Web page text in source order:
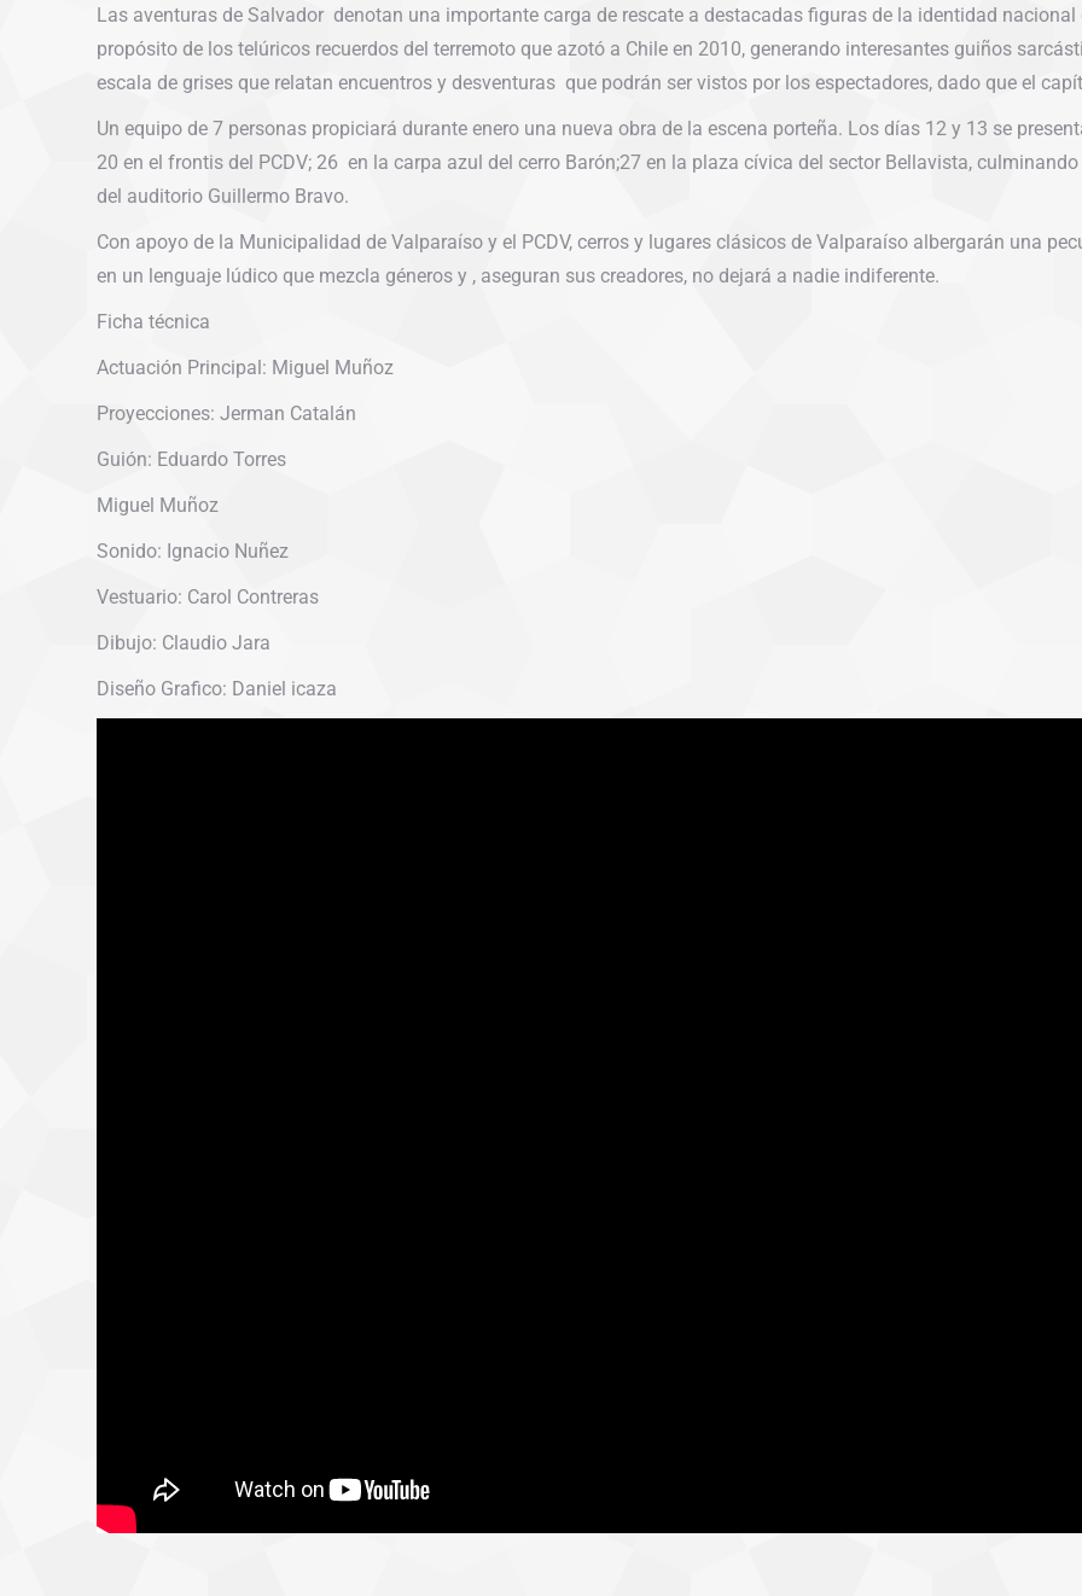
Las aventuras de Salvador denotan una importante carga de rescate a destacadas figuras de la identidad
propósito de los telúricos recuerdos del terremoto que azotó a Chile en 2010, generando interesantes guiños
escala de grises que relatan encuentros y desventuras que podrán ser vistos por los espectadores, dado que el
Un equipo de 7 personas propiciará durante enero una nueva obra de la escena porteña. Los días 12 y 13 se
20 en el frontis del PCDV; 26 en la carpa azul del cerro Barón;27 en la plaza cívica del sector Bellavista,
del auditorio Guillermo Bravo.
Con apoyo de la Municipalidad de Valparaíso y el PCDV, cerros y lugares clásicos de Valparaíso albergarán una
en un lenguaje lúdico que mezcla géneros y , aseguran sus creadores, no dejará a nadie indiferente.
Ficha técnica
Actuación Principal: Miguel Muñoz
Proyecciones: Jerman Catalán
Guión: Eduardo Torres
Miguel Muñoz
Sonido: Ignacio Nuñez
Vestuario: Carol Contreras
Dibujo: Claudio Jara
Diseño Grafico: Daniel icaza